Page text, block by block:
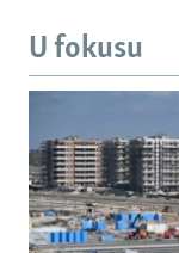
U fokusu